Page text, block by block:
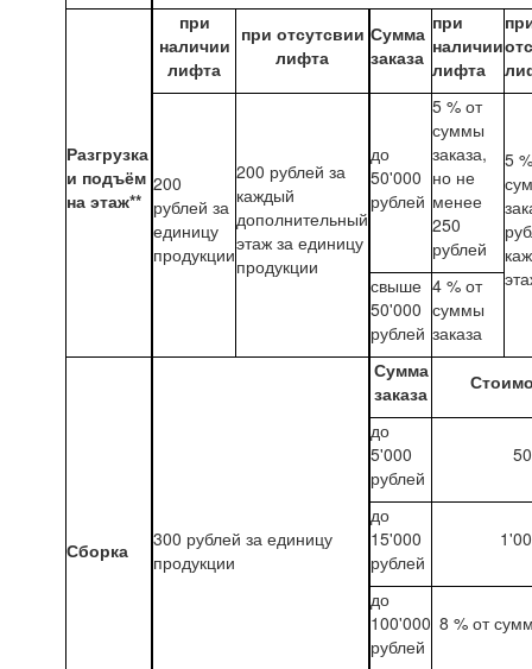
Разгрузка
и подъём
на этаж**
при
наличии
лифта
при отсутсвии
лифта
Сумма
заказа
при
наличии
лифта
200
рублей за
единицу
продукции
200 рублей за
каждый
дополнительный
этаж за единицу
продукции
до
50'000
рублей
5 % от
суммы
заказа,
но не
менее
250
рублей
5
свыше
50'000
рублей
4 % от
суммы
заказа
Сборка
300 рублей за единицу
продукции
Сумма
заказа
до
5'000
рублей
до
15'000
рублей
до
100'000
рублей
8 % от